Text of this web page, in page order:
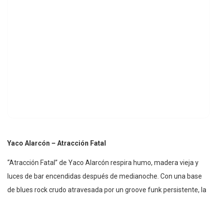
Yaco Alarcón – Atracción Fatal
“Atracción Fatal” de Yaco Alarcón respira humo, madera vieja y
luces de bar encendidas después de medianoche. Con una base
de blues rock crudo atravesada por un groove funk persistente, la